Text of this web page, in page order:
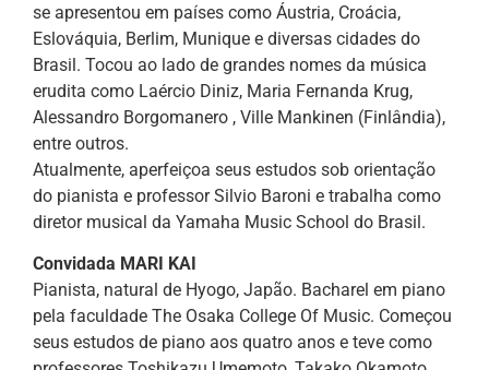
se apresentou em países como Áustria, Croácia,
Eslováquia, Berlim, Munique e diversas cidades do
Brasil. Tocou ao lado de grandes nomes da música
erudita como Laércio Diniz, Maria Fernanda Krug,
Alessandro Borgomanero , Ville Mankinen (Finlândia),
entre outros.
Atualmente, aperfeiçoa seus estudos sob orientação
do pianista e professor Silvio Baroni e trabalha como
diretor musical da Yamaha Music School do Brasil.
Convidada MARI KAI
Pianista, natural de Hyogo, Japão. Bacharel em piano
pela faculdade The Osaka College Of Music. Começou
seus estudos de piano aos quatro anos e teve como